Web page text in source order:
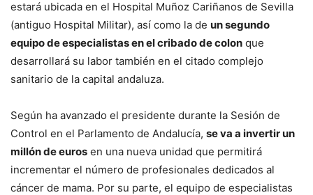
estará ubicada en el Hospital Muñoz Cariñanos de Sevilla
(antiguo Hospital Militar), así como la de un segundo
equipo de especialistas en el cribado de colon que
desarrollará su labor también en el citado complejo
sanitario de la capital andaluza.
Según ha avanzado el presidente durante la Sesión de
Control en el Parlamento de Andalucía, se va a invertir un
millón de euros en una nueva unidad que permitirá
incrementar el número de profesionales dedicados al
cáncer de mama. Por su parte, el equipo de especialistas